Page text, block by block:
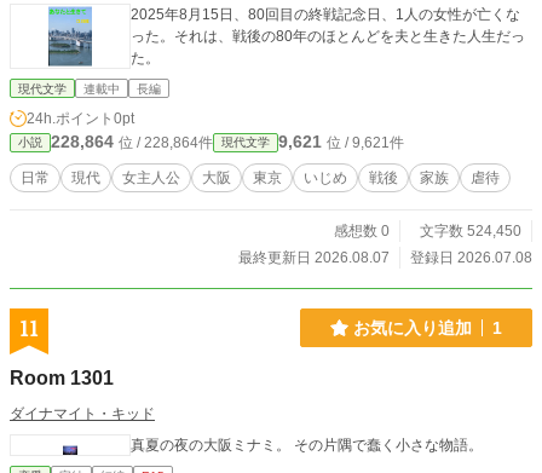
2025年8月15日、80回目の終戦記念日、1人の女性が亡くな
った。それは、戦後の80年のほとんどを夫と生きた人生だっ
た。
現代文学 連載中 長編
24h.ポイント 0pt
小説 228,864 位 / 228,864件 現代文学 9,621 位 / 9,621件
日常 現代 女主人公 大阪 東京 いじめ 戦後 家族 虐待
感想数 0
文字数 524,450
最終更新日 2026.08.07
登録日 2026.07.08
11 お気に入り追加 1
Room 1301
ダイナマイト・キッド
真夏の夜の大阪ミナミ。 その片隅で蠢く小さな物語。